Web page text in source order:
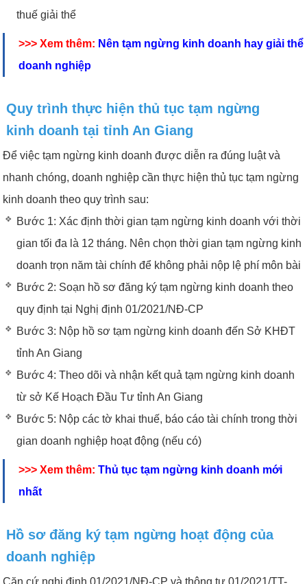
thuế giải thể
>>> Xem thêm: Nên tạm ngừng kinh doanh hay giải thể
doanh nghiệp
Quy trình thực hiện thủ tục tạm ngừng
kinh doanh tại tỉnh An Giang
Để việc tạm ngừng kinh doanh được diễn ra đúng luật và
nhanh chóng, doanh nghiệp cần thực hiện thủ tục tạm ngừng
kinh doanh theo quy trình sau:
Bước 1: Xác định thời gian tạm ngừng kinh doanh với thời
gian tối đa là 12 tháng. Nên chọn thời gian tạm ngừng kinh
doanh trọn năm tài chính để không phải nộp lệ phí môn bài
Bước 2: Soạn hồ sơ đăng ký tạm ngừng kinh doanh theo
quy định tại Nghị định 01/2021/NĐ-CP
Bước 3: Nộp hồ sơ tạm ngừng kinh doanh đến Sở KHĐT
tỉnh An Giang
Bước 4: Theo dõi và nhận kết quả tạm ngừng kinh doanh
từ sở Kế Hoạch Đầu Tư tỉnh An Giang
Bước 5: Nộp các tờ khai thuế, báo cáo tài chính trong thời
gian doanh nghiệp hoạt động (nếu có)
>>> Xem thêm: Thủ tục tạm ngừng kinh doanh mới
nhất
Hồ sơ đăng ký tạm ngừng hoạt động của
doanh nghiệp